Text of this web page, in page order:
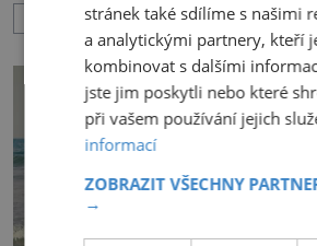
povrchovou vrstvou než ostatní
Nezvláčňují je žádné mazové
rty mnohem choulostivější a
vysychání a praskání. Balzám
nutnou základní výbavou,
ZOBRAZIT VÍCEstránek také sdílíme s našimi
a analytickými partnery, kteří
kombinovat s dalšími
jste jim poskytli nebo které
při vašem používání jejich
informací
ZOBRAZIT VŠECHNY
→